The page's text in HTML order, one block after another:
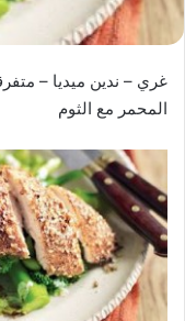
المحمر مع الثوم